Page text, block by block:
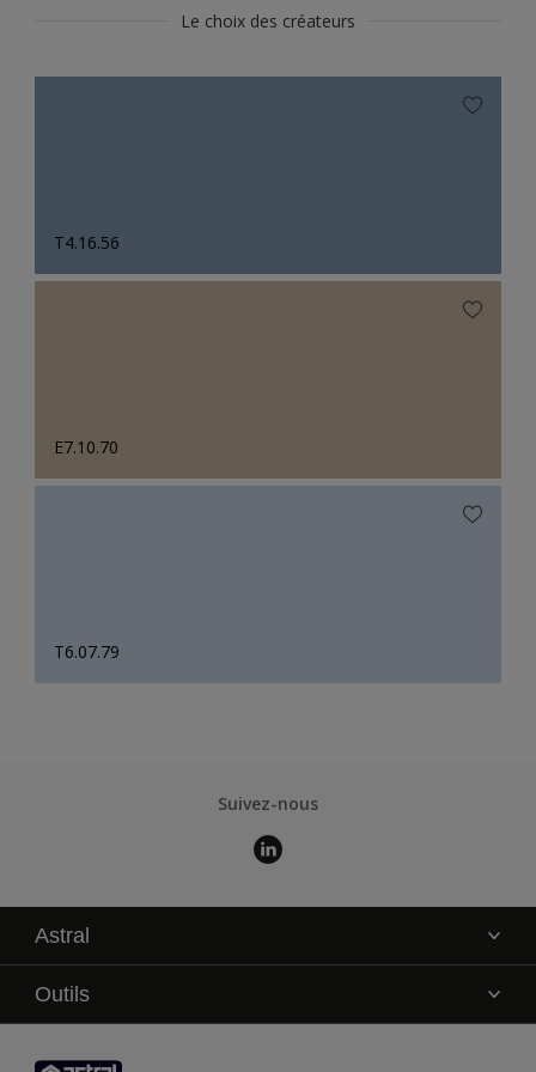
Le choix des créateurs
T4.16.56
E7.10.70
T6.07.79
Suivez-nous
Astral
La marque
Service technique
Contact
Outils